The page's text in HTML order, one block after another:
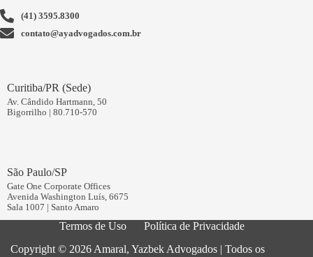
(41) 3595.8300
contato@ayadvogados.com.br
Curitiba/PR (Sede)
Av. Cândido Hartmann, 50
Bigorrilho | 80.710-570
São Paulo/SP
Gate One Corporate Offices
Avenida Washington Luís, 6675
Sala 1007 | Santo Amaro
Termos de Uso
Política de Privacidade
Copyright © 2026 Amaral, Yazbek Advogados | ​Todos os